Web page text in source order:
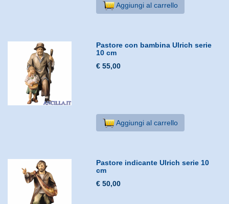
Aggiungi al carrello
Pastore con bambina Ulrich serie
10 cm
€ 55,00
Aggiungi al carrello
Pastore indicante Ulrich serie 10
cm
€ 50,00